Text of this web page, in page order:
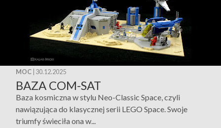
MOC | 30.12.2025
BAZA COM-SAT
Baza kosmiczna w stylu Neo-Classic Space, czyli
nawiązująca do klasycznej serii LEGO Space. Swoje
triumfy świeciła ona w...